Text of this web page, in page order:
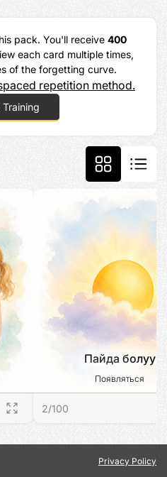
pack. You'll receive 400
each card multiple times,
of the forgetting curve.
repetition method.
Пайда болуу
Появляться
2/100
Privacy Policy